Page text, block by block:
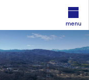
menu